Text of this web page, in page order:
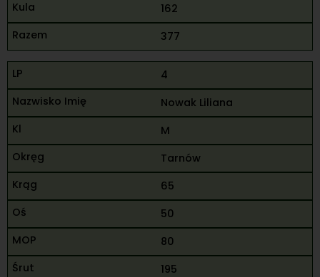
162
377
4
Nowak Liliana
M
Tarnów
65
50
80
195